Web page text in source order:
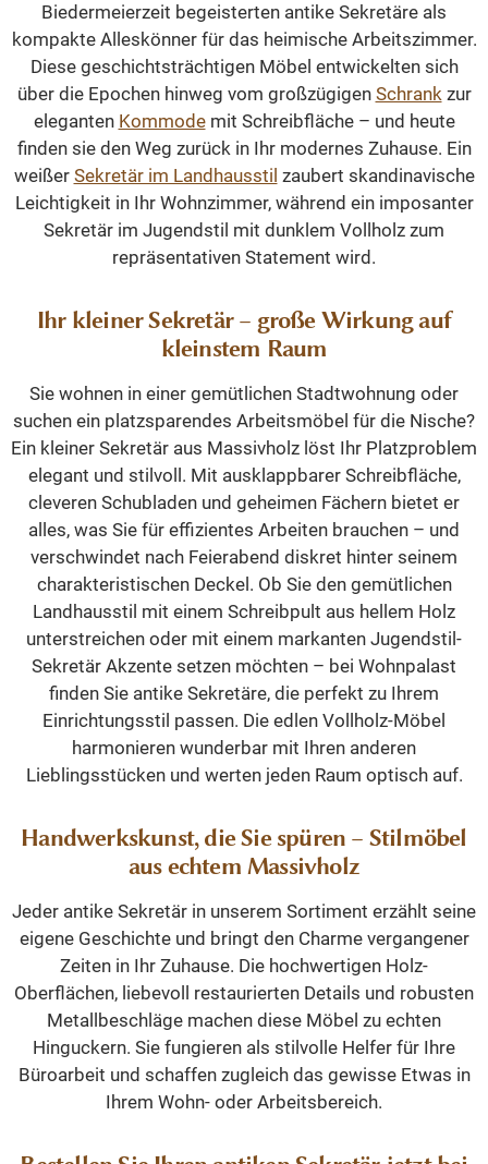
Biedermeierzeit begeisterten antike Sekretäre als
kompakte Alleskönner für das heimische Arbeitszimmer.
Diese geschichtsträchtigen Möbel entwickelten sich
über die Epochen hinweg vom großzügigen Schrankzur
eleganten Kommodemit Schreibfläche – und heute
finden sie den Weg zurück in Ihr modernes Zuhause. Ein
weißer Sekretär im Landhausstil zaubert skandinavische
Leichtigkeit in Ihr Wohnzimmer, während ein imposanter
Sekretär im Jugendstil mit dunklem Vollholz zum
repräsentativen Statement wird.
Ihr kleiner Sekretär – große Wirkung auf
kleinstem Raum
Sie wohnen in einer gemütlichen Stadtwohnung oder
suchen ein platzsparendes Arbeitsmöbel für die Nische?
Ein kleiner Sekretär aus Massivholz löst Ihr Platzproblem
elegant und stilvoll. Mit ausklappbarer Schreibfläche,
cleveren Schubladen und geheimen Fächern bietet er
alles, was Sie für effizientes Arbeiten brauchen – und
verschwindet nach Feierabend diskret hinter seinem
charakteristischen Deckel. Ob Sie den gemütlichen
Landhausstil mit einem Schreibpult aus hellem Holz
unterstreichen oder mit einem markanten Jugendstil-
Sekretär Akzente setzen möchten – bei Wohnpalast
finden Sie antike Sekretäre, die perfekt zu Ihrem
Einrichtungsstil passen. Die edlen Vollholz-Möbel
harmonieren wunderbar mit Ihren anderen
Lieblingsstücken und werten jeden Raum optisch auf.
Handwerkskunst, die Sie spüren – Stilmöbel
aus echtem Massivholz
Jeder antike Sekretär in unserem Sortiment erzählt seine
eigene Geschichte und bringt den Charme vergangener
Zeiten in Ihr Zuhause. Die hochwertigen Holz-
Oberflächen, liebevoll restaurierten Details und robusten
Metallbeschläge machen diese Möbel zu echten
Hinguckern. Sie fungieren als stilvolle Helfer für Ihre
Büroarbeit und schaffen zugleich das gewisse Etwas in
Ihrem Wohn- oder Arbeitsbereich.